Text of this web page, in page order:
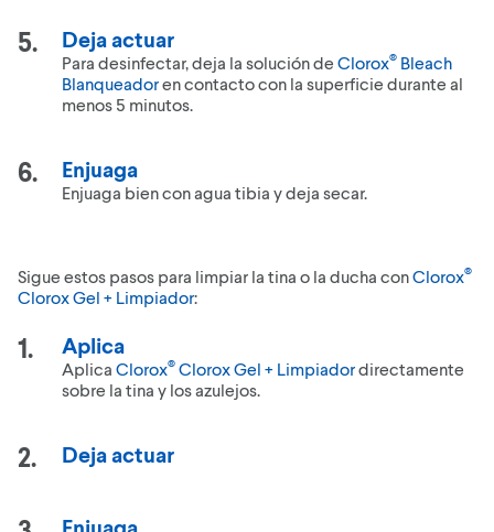
Deja actuar
Para desinfectar, deja la solución de Clorox® Bleach
Blanqueadoren contacto con la superficie durante al
menos 5 minutos.
Enjuaga
Enjuaga bien con agua tibia y deja secar.
Sigue estos pasos para limpiar la tina o la ducha conClorox®
Clorox Gel + Limpiador:
Aplica
Aplica Clorox® Clorox Gel + Limpiadordirectamente
sobre la tina y los azulejos.
Deja actuar
Enjuaga